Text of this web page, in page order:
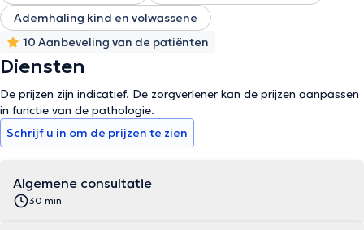
Ademhaling kind en volwassene
10 Aanbeveling van de patiënten
Diensten
De prijzen zijn indicatief. De zorgverlener kan de prijzen aanpassen
in functie van de pathologie.
Schrijf u in om de prijzen te zien
Algemene consultatie
30 min